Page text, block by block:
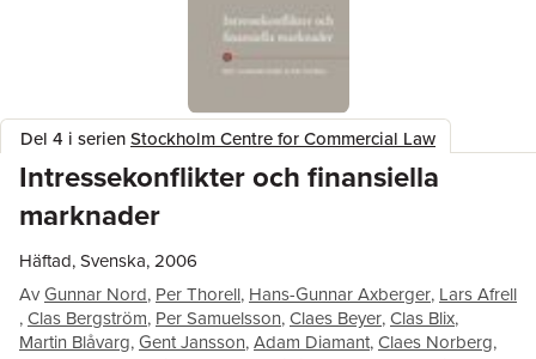
Del 4 i serienStockholm Centre for Commercial Law
Intressekonflikter och finansiella
marknader
Häftad, Svenska, 2006
AvGunnar Nord, Per Thorell, Hans-Gunnar Axberger, Lars Afrell
,Clas Bergström, Per Samuelsson,Claes Beyer,Clas Blix,
Martin Blåvarg,Gent Jansson,Adam Diamant,Claes Norberg,